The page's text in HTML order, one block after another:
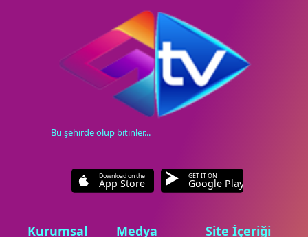
Bu şehirde olup bitinler...
Download on the
App Store
GET IT ON
Google Play
Kurumsal Medya Site İçeriği